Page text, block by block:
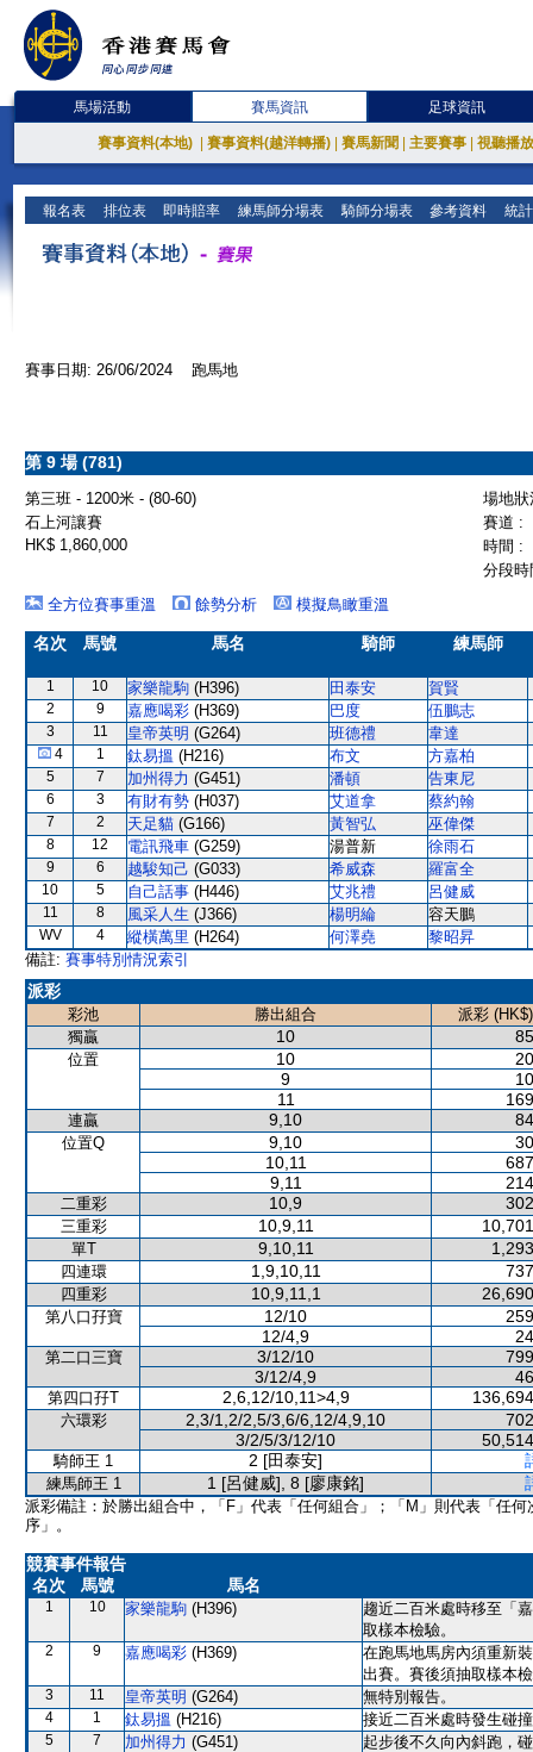
馬場活動 賽馬資訊 足球資訊
賽事資料(本地) 賽事資料(越洋轉播) 賽馬新聞 主要賽事 視聽播
報名表 排位表 即時賠率 練馬師分場表 騎師分場表 參考資料 統
賽事日期: 26/06/2024 跑馬地
第 9 場 (781)
第三班 - 1200米 - (80-60)
場地
石上河讓賽
賽道 :
HK$ 1,860,000
時間 :
分段
全方位賽事重溫
餘勢分析 模擬鳥瞰重溫
名次 馬號 馬名 騎師 練馬師
1 10 家樂龍駒 (H396) 田泰安 賀賢
2 9 嘉應喝彩 (H369) 巴度 伍鵬志
3 11 皇帝英明 (G264) 班德禮 韋達
4 1 鈦易搵 (H216) 布文 方嘉柏
5 7 加州得力 (G451) 潘頓 告東尼
6 3 有財有勢 (H037) 艾道拿 蔡約翰
7 2 天足貓 (G166) 黃智弘 巫偉傑
8 12 電訊飛車 (G259) 湯普新 徐雨石
9 6 越駿知己 (G033) 希威森 羅富全
10 5 自己話事 (H446) 艾兆禮 呂健威
11 8 風采人生 (J366) 楊明綸 容天鵬
WV 4 縱橫萬里 (H264) 何澤堯
黎昭昇
備註: 賽事特別情況索引
派彩
彩池 勝出組合
派彩 (HK$)
獨贏
10
位置 10
9
11
連贏 9,10
位置Q 9,10
10,11
9,11
二重彩 10,9
三重彩 10,9,11
單T 9,10,11
四連環 1,9,10,11
四重彩 10,9,11,1
第八口孖寶 12/10
12/4,9
第二口三寶 3/12/10
3/12/4,9
第四口孖T 2,6,12/10,11>4,9
六環彩 2,3/1,2/2,5/3,6/6,12/4,9,10
3/2/5/3/12/10
騎師王 1 2 [田泰安]
練馬師王 1 1 [呂健威], 8 [廖康銘]
派彩備註：於勝出組合中，「F」代表「任何組合」；「M」則代表「任何
序」。
競賽事件報告
名次
馬號 馬名
1 10 家樂龍駒 (H396)
趨近二百米處時移至「
取樣本檢驗。
2 9 嘉應喝彩 (H369)
在跑馬地馬房內須重新
出賽。賽後須抽取樣本
3 11 皇帝英明 (G264) 無特別報告。
4 1 鈦易搵 (H216) 接近二百米處時發生碰
5 7 加州得力 (G451)
起步後不久向內斜跑，